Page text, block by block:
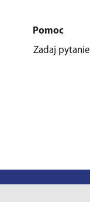
Pomoc
Zadaj pytanie